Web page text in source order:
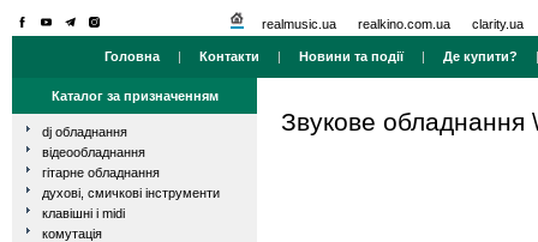
realmusic.ua realkino.com.ua clarity.ua
Головна | Контакти | Новини та події| Де купити?
Каталог за призначенням
dj обладнання
відеообладнання
гітарне обладнання
духові, смичкові інструменти
клавішні і midi
комутація
Звукове обладнання